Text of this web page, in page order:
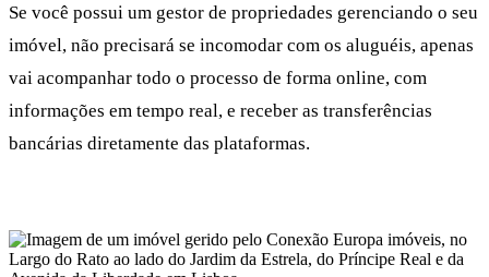
Se você possui um gestor de propriedades gerenciando o seu
imóvel, não precisará se incomodar com os aluguéis, apenas
vai acompanhar todo o processo de forma online, com
informações em tempo real, e receber as transferências
bancárias diretamente das plataformas.